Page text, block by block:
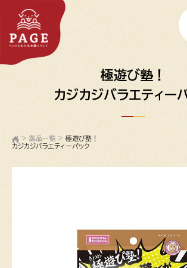
極遊び塾！
カジカジバラエティー
> 製品一覧 > 極遊び塾！
カジカジバラエティーパック